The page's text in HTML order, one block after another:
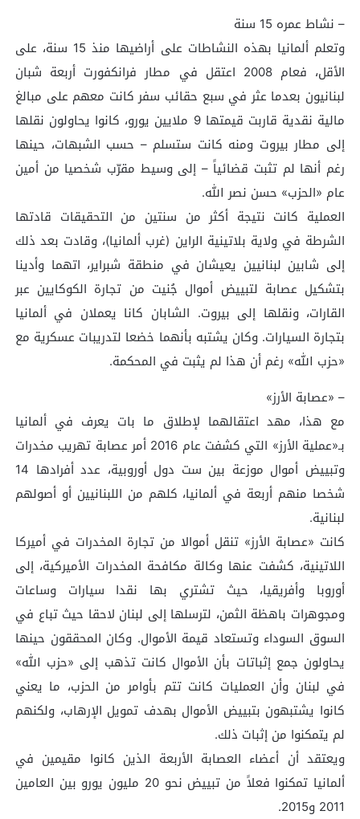
– نشاط عمره 15 سنة
وتعلم ألمانيا بهذه النشاطات على أراضيها منذ 15 سنة، على
الأقل، فعام 2008 اعتقل في مطار فرانكفورت أربعة شبان
لبنانيون بعدما عثر في سبع حقائب سفر كانت معهم على مبالغ
مالية نقدية قاربت قيمتها 9 ملايين يورو، كانوا يحاولون نقلها
إلى مطار بيروت ومنه كانت ستسلم – حسب الشبهات، حينها
رغم أنها لم تثبت قضائياً – إلى وسيط مقرّب شخصيا من أمين
عام «الحزب» حسن نصر الله.
العملية كانت نتيجة أكثر من سنتين من التحقيقات قادتها
الشرطة في ولاية بلاتينية الراين (غرب ألمانيا)، وقادت بعد ذلك
إلى شابين لبنانيين يعيشان في منطقة شبراير، اتهما وأدينا
بتشكيل عصابة لتبييض أموال جُنيت من تجارة الكوكايين عبر
القارات، ونقلها إلى بيروت. الشابان كانا يعملان في ألمانيا
بتجارة السيارات. وكان يشتبه بأنهما خضعا لتدريبات عسكرية مع
«حزب الله» رغم أن هذا لم يثبت في المحكمة.
– «عصابة الأرز»
مع هذا، مهد اعتقالهما لإطلاق ما بات يعرف في ألمانيا
بـ«عملية الأرز» التي كشفت عام 2016 أمر عصابة تهريب مخدرات
وتبييض أموال موزعة بين ست دول أوروبية، عدد أفرادها 14
شخصا منهم أربعة في ألمانيا، كلهم من اللبنانيين أو أصولهم
لبنانية.
كانت «عصابة الأرز» تنقل أموالا من تجارة المخدرات في أميركا
اللاتينية، كشفت عنها وكالة مكافحة المخدرات الأميركية، إلى
أوروبا وأفريقيا، حيث تشتري بها نقدا سيارات وساعات
ومجوهرات باهظة الثمن، لترسلها إلى لبنان لاحقا حيث تباع في
السوق السوداء وتستعاد قيمة الأموال. وكان المحققون حينها
يحاولون جمع إثباتات بأن الأموال كانت تذهب إلى «حزب الله»
في لبنان وأن العمليات كانت تتم بأوامر من الحزب، ما يعني
كانوا يشتبهون بتبييض الأموال بهدف تمويل الإرهاب، ولكنهم
لم يتمكنوا من إثبات ذلك.
ويعتقد أن أعضاء العصابة الأربعة الذين كانوا مقيمين في
ألمانيا تمكنوا فعلاً من تبييض نحو 20 مليون يورو بين العامين
2011 و2015.